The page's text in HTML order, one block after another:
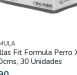
Fit Formula Perro
30 Unidades